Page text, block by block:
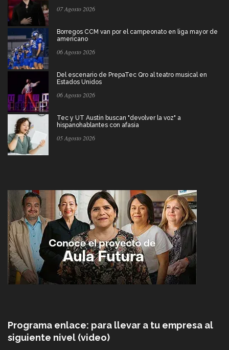
07 Agosto 2026
Borregos CCM van por el campeonato en liga mayor de
americano
06 Agosto 2026
Del escenario de PrepaTec Qro al teatro musical en
Estados Unidos
06 Agosto 2026
Tec y UT Austin buscan "devolver la voz" a
hispanohablantes con afasia
05 Agosto 2026
Programa enlace: para llevar a tu empresa al
siguiente nivel (video)